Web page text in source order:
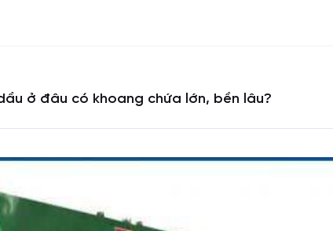
ở đâu có khoang chứa lớn, bền lâu?